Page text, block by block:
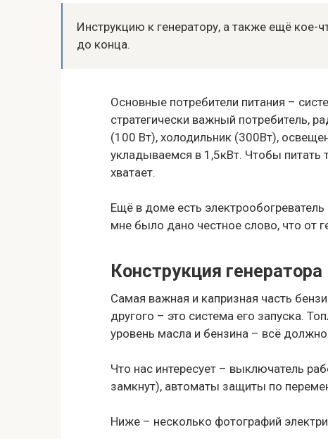
Инструкцию к генератору, а также ещё кое-
до конца.
Основные потребители питания –
стратегически важный потребитель,
(100 Вт), холодильник (300Вт),
укладываемся в 1,5кВт. Чтобы питать
хватает.
Ещё в доме есть
мне было дано честное слово, что от
Конструкция генератора
Самая важная и капризная часть
другого – это система его запуска.
уровень масла и бензина – всё
Что нас интересует – выключатель
замкнут), автоматы защиты по
Ниже – несколько фотографий